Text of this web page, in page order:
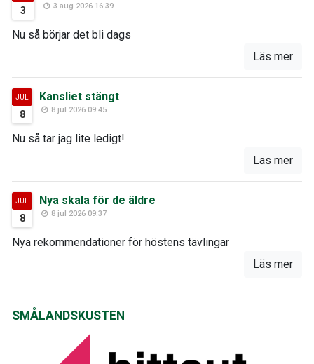
3 3 aug 2026 16:39
Nu så börjar det bli dags
Läs mer
JUL
8
Kansliet stängt
8 jul 2026 09:45
Nu så tar jag lite ledigt!
Läs mer
JUL
8
Nya skala för de äldre
8 jul 2026 09:37
Nya rekommendationer för höstens tävlingar
Läs mer
SMÅLANDSKUSTEN